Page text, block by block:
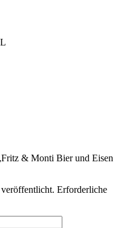
& Monti Bier und Eisen
Erforderliche